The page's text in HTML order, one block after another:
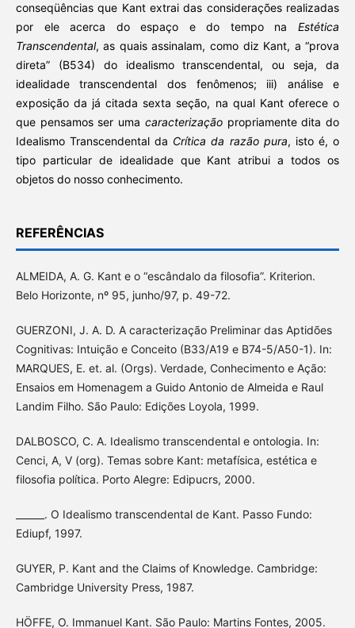
conseqüências que Kant extrai das considerações realizadas
por ele acerca do espaço e do tempo naEstética
Transcendental, as quais assinalam, como diz Kant, a “prova
direta” (B534) do idealismo transcendental, ou seja, da
idealidade transcendental dos fenômenos; iii) análise e
exposição da já citada sexta seção, na qual Kant oferece o
que pensamos ser uma caracterizaçãopropriamente dita do
Idealismo Transcendental da Crítica da razão pura, isto é, o
tipo particular de idealidade que Kant atribui a todos os
objetos do nosso conhecimento.
REFERÊNCIAS
ALMEIDA, A. G. Kant e o “escândalo da filosofia”. Kriterion.
Belo Horizonte, nº 95, junho/97, p. 49-72.
GUERZONI, J. A. D. A caracterização Preliminar das Aptidões
Cognitivas: Intuição e Conceito (B33/A19 e B74-5/A50-1). In:
MARQUES, E. et. al. (Orgs). Verdade, Conhecimento e Ação:
Ensaios em Homenagem a Guido Antonio de Almeida e Raul
Landim Filho. São Paulo: Edições Loyola, 1999.
DALBOSCO, C. A. Idealismo transcendental e ontologia. In:
Cenci, A, V (org). Temas sobre Kant: metafísica, estética e
filosofia política. Porto Alegre: Edipucrs, 2000.
______. O Idealismo transcendental de Kant. Passo Fundo:
Ediupf, 1997.
GUYER, P. Kant and the Claims of Knowledge. Cambridge:
Cambridge University Press, 1987.
HÖFFE, O. Immanuel Kant. São Paulo: Martins Fontes, 2005.